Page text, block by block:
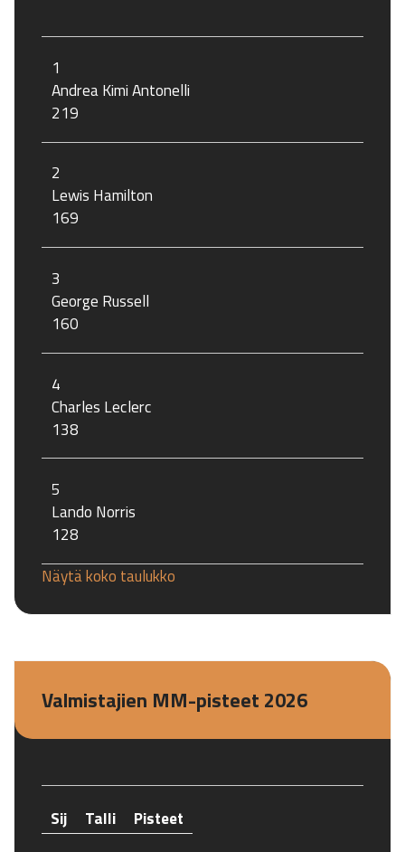
1
Andrea Kimi Antonelli
219
2
Lewis Hamilton
169
3
George Russell
160
4
Charles Leclerc
138
5
Lando Norris
128
Näytä koko taulukko
Valmistajien MM-pisteet 2026
Sij Talli Pisteet